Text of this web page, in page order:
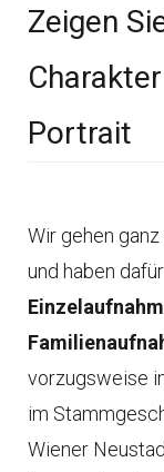
Zeigen
Portrait
Wir gehen
und haben
vorzugsweise
im
Wiener